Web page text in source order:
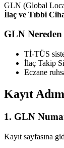
GLN (Global
İlaç ve Tıbbi
GLN
Tİ-TÜS
İlaç Takip
Eczane
Kayıt
1. GLN
Kayıt sayfasına